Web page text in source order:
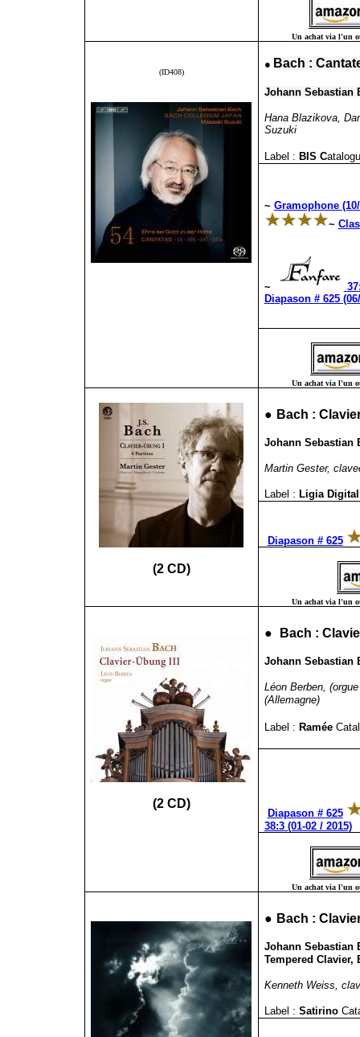
Un achat via l'un
(ID408)
● Bach :
Johann Sebastian
Hana Blazikova,
Suzuki
Label : BIS C
~ Gramophone
~
~
Diapason # 625
Un achat via l'un
(2 CD)
● Bach :
Johann Sebastian
Martin Gester,
Label : Ligia
Diapason # 625
Un achat via l'un
(2 CD)
● Bach :
Johann Sebastian
Léon Berben,
(Allemagne)
Label : Ramée
Diapason # 625
38:3 (01-02 / 2015)
Un achat via l'un
● Bach :
Johann Sebastian
Tempered Clavier,
Kenneth Weiss,
Label : Satirino